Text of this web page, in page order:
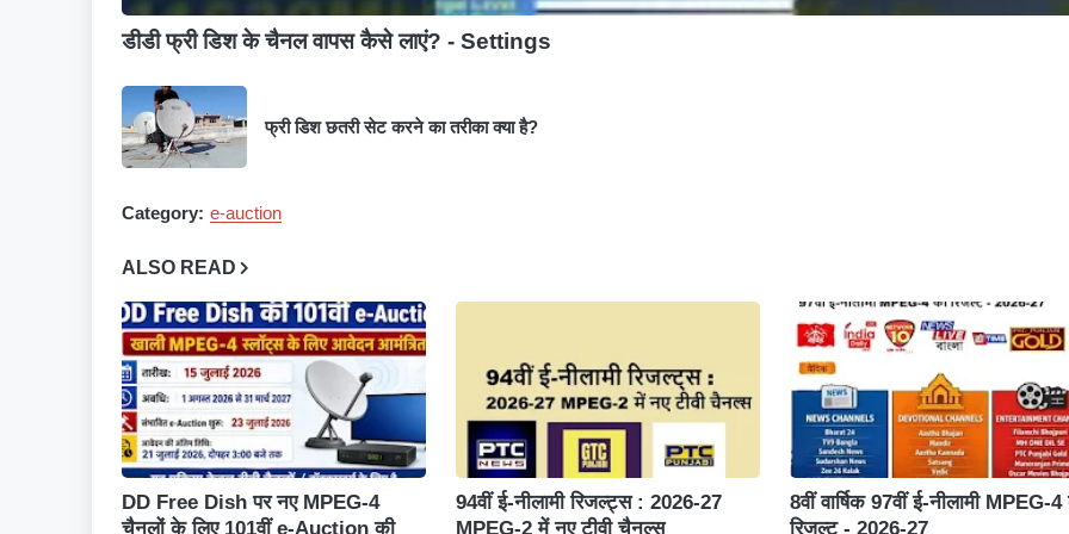
डीडी फ्री डिश के चैनल वापस कैसे लाएं? - Settings
फ्री डिश छतरी सेट करने का तरीका क्या है?
Category: e-auction
ALSO READ
DD Free Dish पर नए MPEG-4
चैनलों के लिए 101वीं e-Auction की
94वीं ई-नीलामी रिजल्ट्स : 2026-27
MPEG-2 में नए टीवी चैनल्स
8वीं वार्षिक 97वीं ई-नीलामी MPEG-4
रिजल्ट - 2026-27